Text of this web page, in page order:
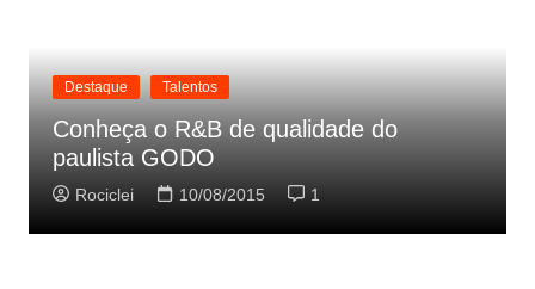
Destaque Talentos
Conheça o R&B de qualidade do
paulista GODO
Rociclei 10/08/2015 1